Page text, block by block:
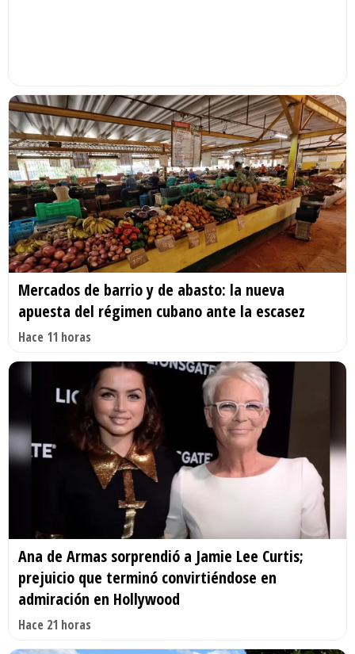
Mercados de barrio y de abasto: la nueva
apuesta del régimen cubano ante la escasez
Hace 11 horas
Ana de Armas sorprendió a Jamie Lee Curtis;
prejuicio que terminó convirtiéndose en
admiración en Hollywood
Hace 21 horas